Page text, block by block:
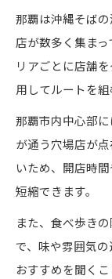
那覇は沖縄そば
店が数多く集ま
リアごとに店舗
用してルートを組
那覇市内中心部
が通う穴場店が
いため、開店時
短縮できます。
また、食べ歩き
で、味や雰囲気
おすすめを聞く